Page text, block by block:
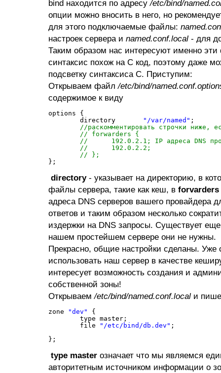
bind находится по адресу/etc/bind/
опции можно вносить в него, но
для этого подключаемые файлы:
настроек сервера и named.conf.local - для
Таким образом нас интересуют именно
синтаксис похож на C код, поэтому даже
подсветку синтаксиса C. Приступим:
Открываем файл/etc/bind/
содержимое к виду
options {
directory
"/var/named" ;
//раскомментировать строчки ниже,
// forwarders {
//      192.0.2.1; IP адреса DNS
//      192.0.2.2;
// };
};
directory- указывает на директорию, в
файлы сервера, такие как кеш, в forvarders
адреса DNS серверов вашего провайдера
ответов и таким образом несколько
издержки на DNS запросы. Существует
нашем простейшем сервере они не нужны.
Прекрасно, общие настройки сделаны. Уже
использовать наш сервер в качестве
интересует возможность создания и
собственной зоны!
Открываем/etc/bind/named.conf.local и
zone "dev"
{
type master;
file
"/etc/bind/db.dev" ;
};
type master означает что мы являемся
авторитетным источником информации о